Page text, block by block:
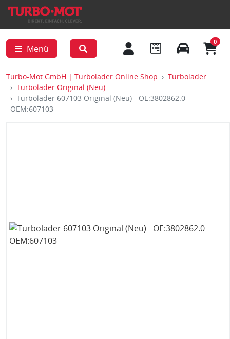
Menü
0
Turbo-Mot GmbH | Turbolader Online Shop
Turbolader
Turbolader Original (Neu)
Turbolader 607103 Original (Neu) - OE:3802862.0
OEM:607103